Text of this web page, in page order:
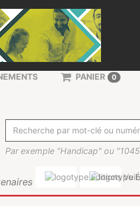
Par exemple "Handicap" ou
PANIER 0